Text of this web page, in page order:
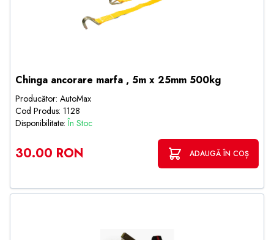
Chinga ancorare marfa , 5m x 25mm 500kg
Producător: AutoMax
Cod Produs: 1128
Disponibilitate:În Stoc
30.00 RON ADAUGĂ ÎN COȘ